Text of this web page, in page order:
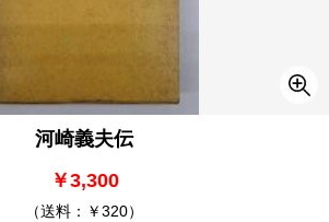
河崎義夫伝
￥3,300
（送料：￥320）